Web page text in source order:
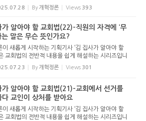
교보와 함께 진행하는 시리즈로서 여기에 싣는 것은
의 허락을 받았습니다. 글 내용은 기독교보에 실린
By 개혁정론 Views 393
가 알아야 할 교회법(22)-직원의 자격에 ‘무
는 말은 무슨 뜻인가요?
이 새롭게 시작하는 기획기사 ‘김 집사가 알아야 할
교회법의 전반적 내용을 쉽게 해설하는 시리즈입니
교보와 함께 진행하는 시리즈로서 여기에 싣는 것은
의 허락을 받았습니다. 글 내용은 기독교보에 실린
By 개혁정론 Views 301
가 알아야 할 교회법(21)-교회에서 선거를
다 교인이 상처를 받아요
이 새롭게 시작하는 기획기사 ‘김 집사가 알아야 할
교회법의 전반적 내용을 쉽게 해설하는 시리즈입니